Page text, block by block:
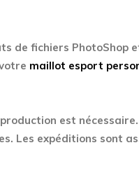
de fichiers PhotoShop
maillot esport
est
Les expéditions sont